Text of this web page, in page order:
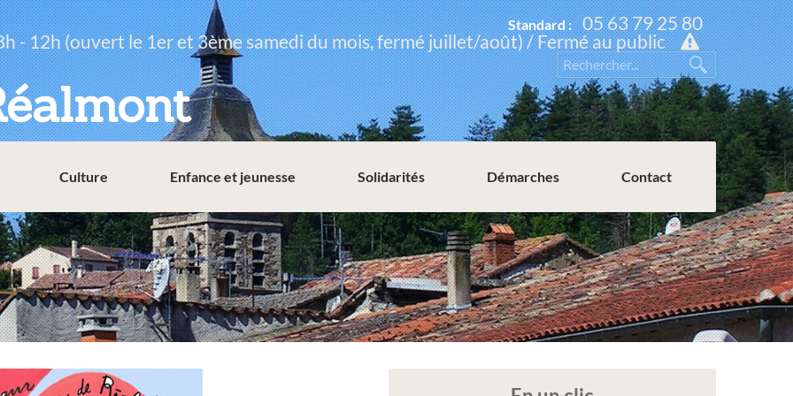
Standard : 05 63 79 25 80
- 12h (ouvert le 1er et 3ème samedi du mois, fermé juillet/août) / Fermé au public
Culture Enfance et jeunesse Solidarités Démarches Contact